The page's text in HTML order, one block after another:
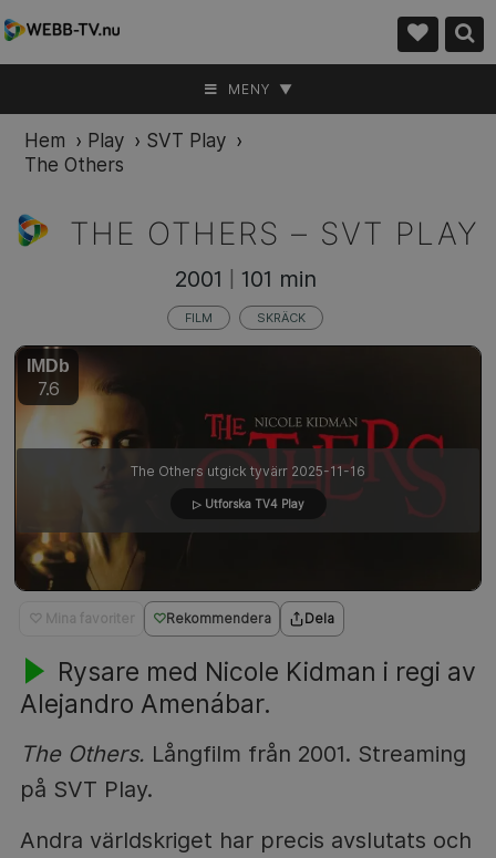
MENY ▼
Hem › Play › SVT Play ›
The Others
THE OTHERS – SVT PLAY
♡ Mina favoriter Rekommendera Dela
Rysare med Nicole Kidman i regi av
Alejandro Amenábar.
The Others. Långfilm från 2001. Streaming
på SVT Play.
Andra världskriget har precis avslutats och
The Others utgick tyvärr 2025-11-16
▷ Utforska TV4 Play
2001 101 min
FILM SKRÄCK
IMDb
7.6